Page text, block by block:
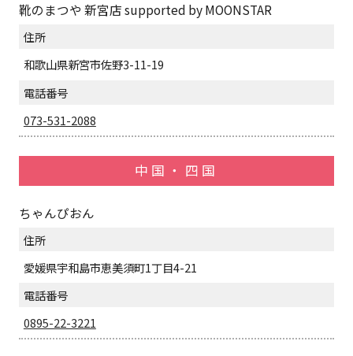
靴のまつや 新宮店 supported by MOONSTAR
住所
和歌山県新宮市佐野3-11-19
電話番号
073-531-2088
中国・四国
ちゃんぴおん
住所
愛媛県宇和島市恵美須町1丁目4-21
電話番号
0895-22-3221